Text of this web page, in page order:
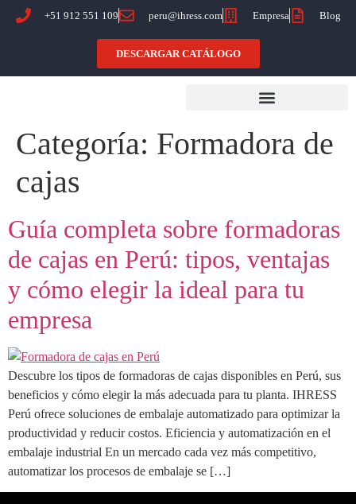
+51 912 551 109 peru@ihress.com Empresa Blog
DESCARGAR CATÁLOGO
Categoría: Formadora de
cajas
Guía completa sobre formadoras
de cajas en Perú: tipos, ventajas
y cómo elegir la ideal para tu
empresa
Descubre los tipos de formadoras de cajas disponibles en Perú, sus
beneficios y cómo elegir la más adecuada para tu planta. IHRESS
Perú ofrece soluciones de embalaje automatizado para optimizar la
productividad y reducir costos. Eficiencia y automatización en el
embalaje industrial En un mercado cada vez más competitivo,
automatizar los procesos de embalaje se […]